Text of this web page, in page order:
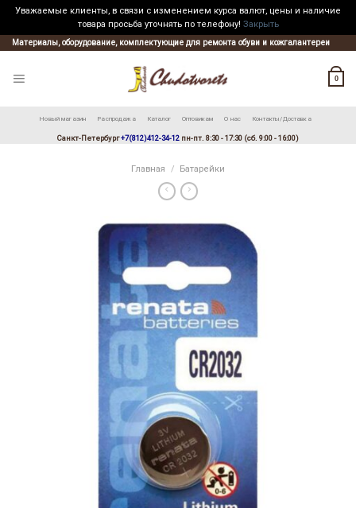
Уважаемые клиенты, в связи с изменением курса валют, цены и наличие
товара просьба уточнять по телефону! Закрыть
Skip
to
Материалы, оборудование, комплектующие для ремонта обуви и кожгалантереи
0
Новый магазин Распродажа Каталог Оптовикам О нас Контакты/Доставка
Санкт-Петербург+7(812)412-34-12 пн-пт. 8:30 - 17:30 (сб. 9:00 - 16:00)
Главная / Батарейки